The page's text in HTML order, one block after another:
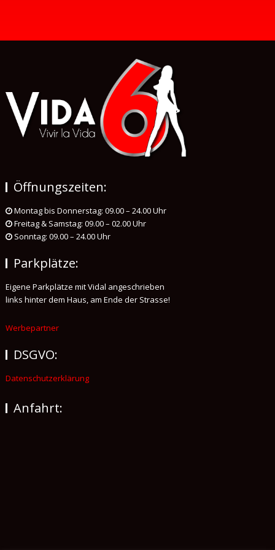
Öffnungszeiten:
Montag bis Donnerstag: 09.00 – 24.00 Uhr
Freitag & Samstag: 09.00 – 02.00 Uhr
Sonntag: 09.00 – 24.00 Uhr
Parkplätze:
Eigene Parkplätze mit Vidal angeschrieben
links hinter dem Haus, am Ende der Strasse!
Werbepartner
DSGVO:
Datenschutzerklärung
Anfahrt: